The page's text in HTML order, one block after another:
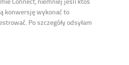
konwersję wykonać to
Po szczegóły odsyłam